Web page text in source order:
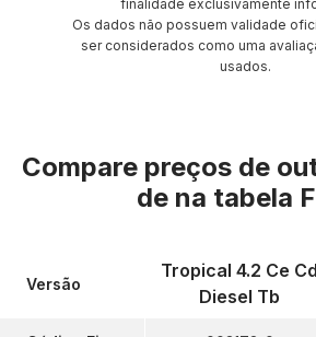
finalidade exclusivamente
Os dados não possuem validade
ser considerados como uma
usados.
Compare preços de
de na tabela
Versão
Tropical 4.2 Ce Cd
Diesel Tb